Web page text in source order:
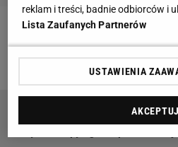
zaskakuje i zwycięża. Jakub
Gigantyczna sensacja w PlusLidze.
reklam i treści, badnie odbiorców i
Lista Zaufanych Partnerów
USTAWIENIA